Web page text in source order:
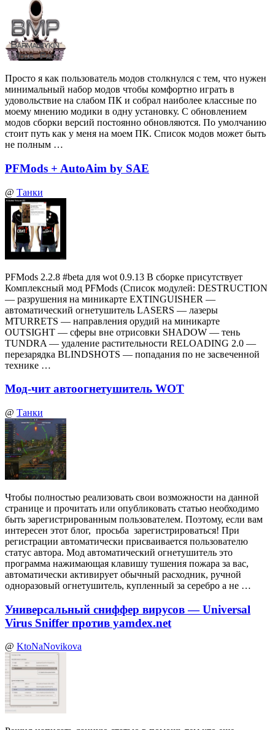
Просто я как пользователь модов столкнулся с тем, что нужен
минимальный набор модов чтобы комфортно играть в
удовольствие на слабом ПК и собрал наиболее классные по
моему мнению модики в одну установку. С обновлением
модов сборки версий постоянно обновляются. По умолчанию
стоит путь как у меня на моем ПК. Список модов может быть
не полным …
PFMods + AutoAim by SAE
@ Танки
PFMods 2.2.8 #beta для wot 0.9.13 В сборке присутствует
Комплексный мод PFMods (Список модулей: DESTRUCTION
— разрушения на миникарте EXTINGUISHER —
автоматический огнетушитель LASERS — лазеры
MTURRETS — направления орудий на миникарте
OUTSIGHT — сферы вне отрисовки SHADOW — тень
TUNDRA — удаление растительности RELOADING 2.0 —
перезарядка BLINDSHOTS — попадания по не засвеченной
технике …
Мод-чит автоогнетушитель WOT
@ Танки
Чтобы полностью реализовать свои возможности на данной
странице и прочитать или опубликовать статью необходимо
быть зарегистрированным пользователем. Поэтому, если вам
интересен этот блог, просьба зарегистрироваться! При
регистрации автоматически присваивается пользователю
статус автора. Мод автоматический огнетушитель это
программа нажимающая клавишу тушения пожара за вас,
автоматически активирует обычный расходник, ручной
одноразовый огнетушитель, купленный за серебро а не …
Универсальный сниффер вирусов — Universal
Virus Sniffer против yamdex.net
@ KtoNaNovikova